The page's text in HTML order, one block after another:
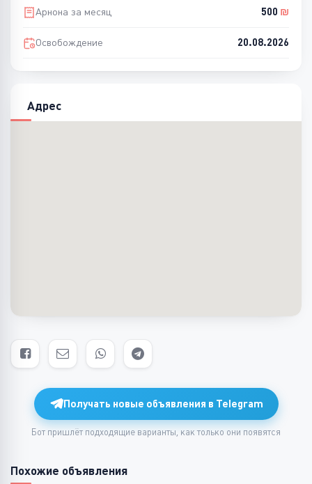
Арнона за месяц 500 ₪
Освобождение 20.08.2026
Адрес
Получать новые объявления в Telegram
Бот пришлёт подходящие варианты, как только они появятся
Похожие объявления